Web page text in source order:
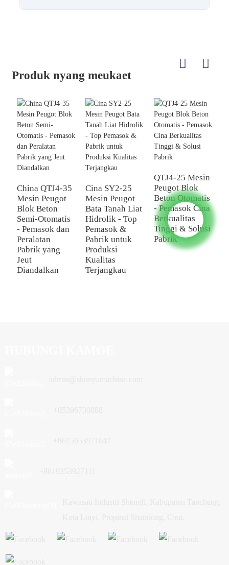
Produk nyang meukaet
China QTJ4-35
Mesin Peugot
Blok Beton
Semi-Otomatis
- Pemasok dan
Peralatan
Pabrik yang
Jeut
Diandalkan
Cina SY2-25
Mesin Peugot
Bata Tanah Liat
Hidrolik - Top
Pemasok &
Pabrik untuk
Produksi
Kualitas
Terjangkau
QTJ4-25 Mesin
Peugot Blok
Beton Otomatis
- Pemasok Cina
Berkualitas
Tinggi & Solusi
Pabrik